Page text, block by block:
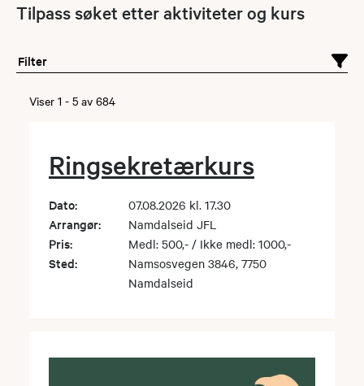
Tilpass søket etter aktiviteter og kurs
Filter
Viser 1 - 5 av 684
Ringsekretærkurs
Dato: 07.08.2026 kl. 17.30
Arrangør: Namdalseid JFL
Pris: Medl: 500,- / Ikke medl: 1000,-
Sted:
Namsosvegen 3846, 7750
Namdalseid